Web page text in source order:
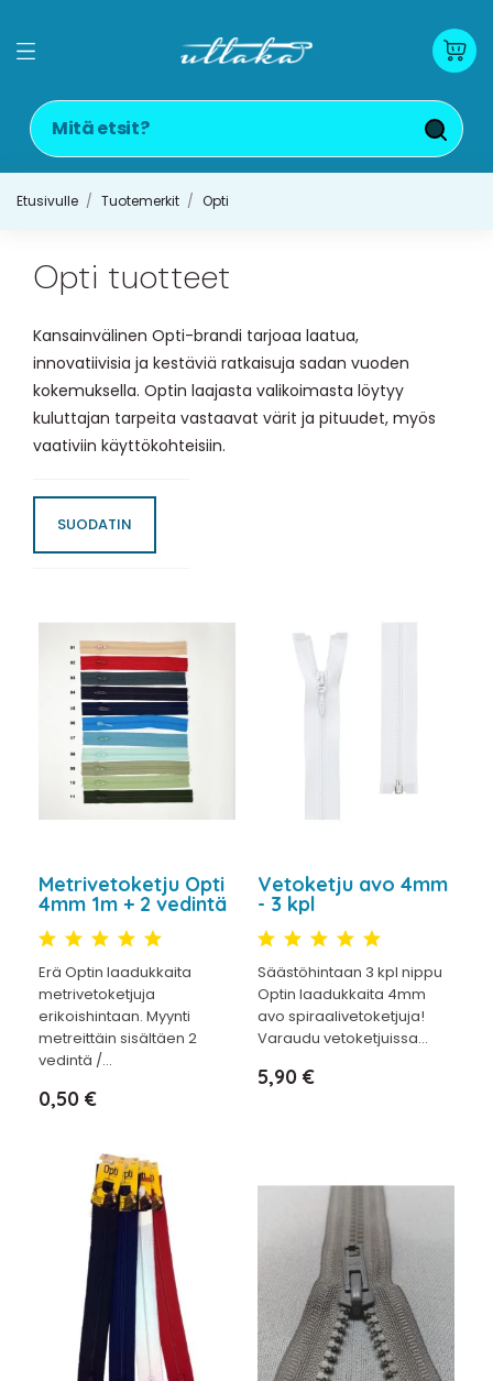
Etusivulle Tuotemerkit Opti
Opti tuotteet
Kansainvälinen Opti-brandi tarjoaa laatua,
innovatiivisia ja kestäviä ratkaisuja sadan vuoden
kokemuksella. Optin laajasta valikoimasta löytyy
kuluttajan tarpeita vastaavat värit ja pituudet, myös
vaativiin käyttökohteisiin.
SUODATIN
Metrivetoketju Opti
4mm 1m + 2 vedintä
Erä Optin laadukkaita
metrivetoketjuja
erikoishintaan. Myynti
metreittäin sisältäen 2
vedintä /...
Hinta
0,50 €
Vetoketju avo 4mm
- 3 kpl
Säästöhintaan 3 kpl nippu
Optin laadukkaita 4mm
avo spiraalivetoketjuja!
Varaudu vetoketjuissa...
Hinta
5,90 €